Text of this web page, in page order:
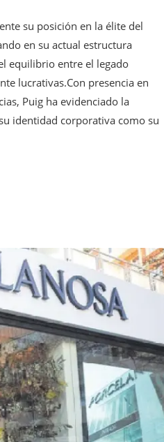
su posición en la élite del
en su actual estructura
equilibrio entre el legado
lucrativas.Con presencia en
Puig ha evidenciado la
identidad corporativa como su